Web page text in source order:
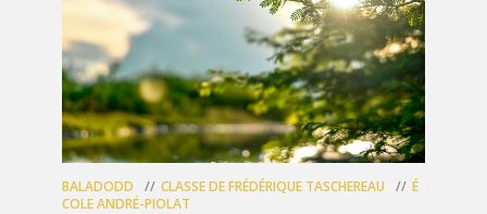
BALADODD CLASSE DE FRÉDÉRIQUE TASCHEREAU
É
COLE ANDRÉ-PIOLAT